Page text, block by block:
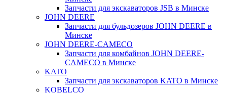
Запчасти для экскаваторов JSB в Минске
JOHN DEERE
Запчасти для бульдозеров JOHN DEERE в
Минске
JOHN DEERE-CAMECO
Запчасти для комбайнов JOHN DEERE-
CAMECO в Минске
KATO
Запчасти для экскаваторов KATO в Минске
KOBELCO